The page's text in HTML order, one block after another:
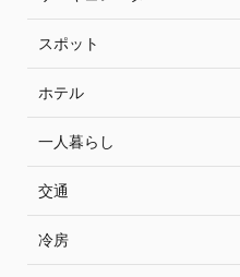
スポット
ホテル
一人暮らし
交通
冷房